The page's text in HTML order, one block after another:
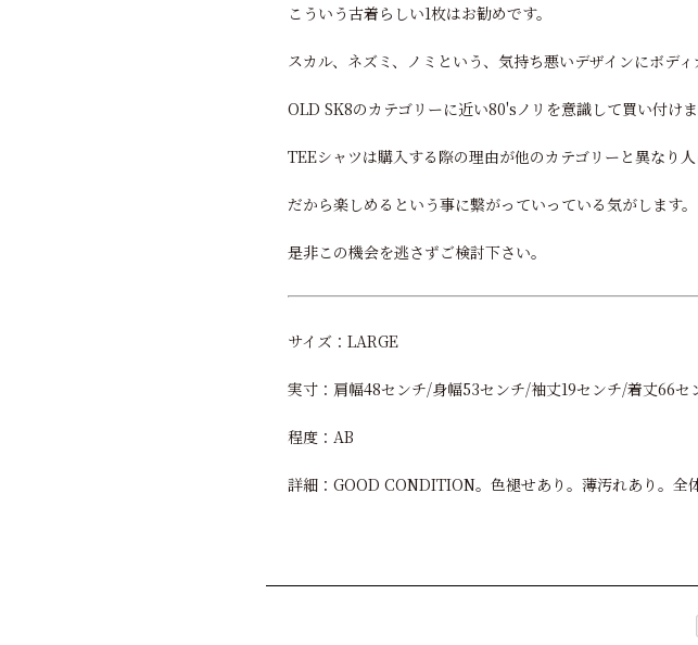
こういう古着らしい1枚はお勧めです。
スカル、ネズミ、ノミという、気持ち悪いデザインにボデ
OLD SK8のカテゴリーに近い80'sノリを意識して買い付けま
TEEシャツは購入する際の理由が他のカテゴリーと異なり人
だから楽しめるという事に繋がっていっている気がします。
是非この機会を逃さずご検討下さい。
サイズ：LARGE
実寸：肩幅48センチ/身幅53センチ/袖丈19センチ/着丈66セ
程度：AB
詳細：GOOD CONDITION。色褪せあり。薄汚れあり。全